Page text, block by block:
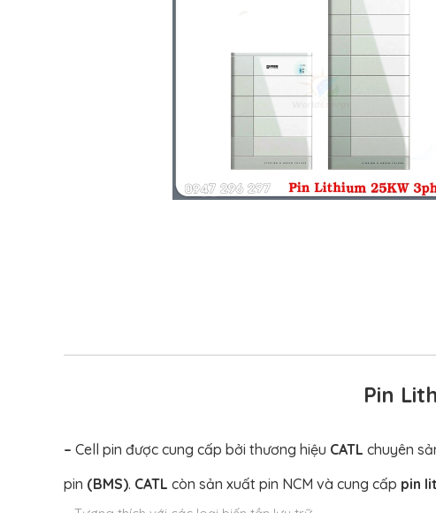
Pin
– Cell pin được cung cấp bởi thương hiệu CATL chuyên
pin (BMS). CATL còn sản xuất pin NCM và cung cấp pin